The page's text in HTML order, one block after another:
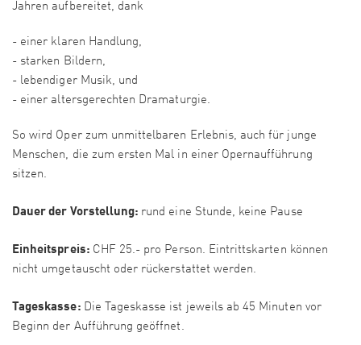
Jahren aufbereitet, dank
- einer klaren Handlung,
- starken Bildern,
- lebendiger Musik, und
- einer altersgerechten Dramaturgie.
So wird Oper zum unmittelbaren Erlebnis, auch für junge
Menschen, die zum ersten Mal in einer Opernaufführung
sitzen.
Dauer der Vorstellung: rund eine Stunde, keine Pause
Einheitspreis: CHF 25.- pro Person. Eintrittskarten können
nicht umgetauscht oder rückerstattet werden.
Tageskasse: Die Tageskasse ist jeweils ab 45 Minuten vor
Beginn der Aufführung geöffnet.